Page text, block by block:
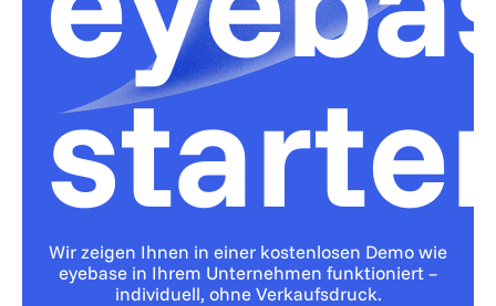
Wir zeigen Ihnen in einer kostenlosen Demo wie
eyebase in Ihrem Unternehmen funktioniert –
individuell, ohne Verkaufsdruck.